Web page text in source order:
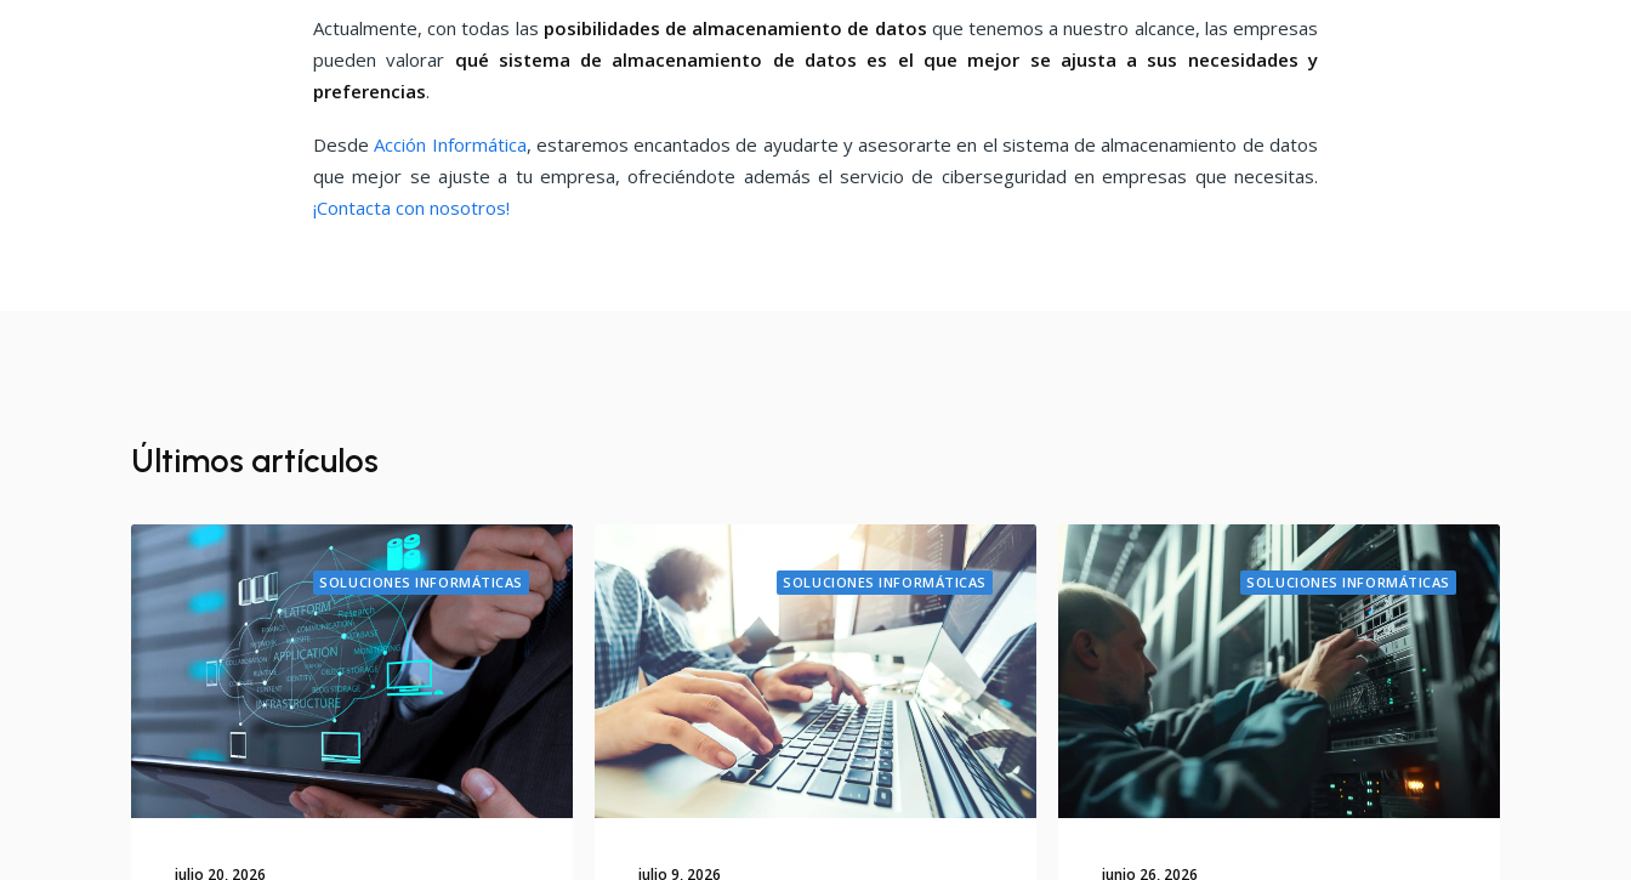
Actualmente, con todas las posibilidades de almacenamiento de datos que tenemos a nuestro alcance, las empresas
pueden valorar qué sistema de almacenamiento de datos es el que mejor se ajusta a sus necesidades y
preferencias.
Desde Acción Informática, estaremos encantados de ayudarte y asesorarte en el sistema de almacenamiento de datos
que mejor se ajuste a tu empresa, ofreciéndote además el servicio de ciberseguridad en empresas que necesitas.
¡Contacta con nosotros!
Últimos artículos
SOLUCIONES INFORMÁTICAS
julio 20, 2026
SOLUCIONES INFORMÁTICAS
julio 9, 2026
SOLUCIONES INFORMÁTICAS
junio 26, 2026